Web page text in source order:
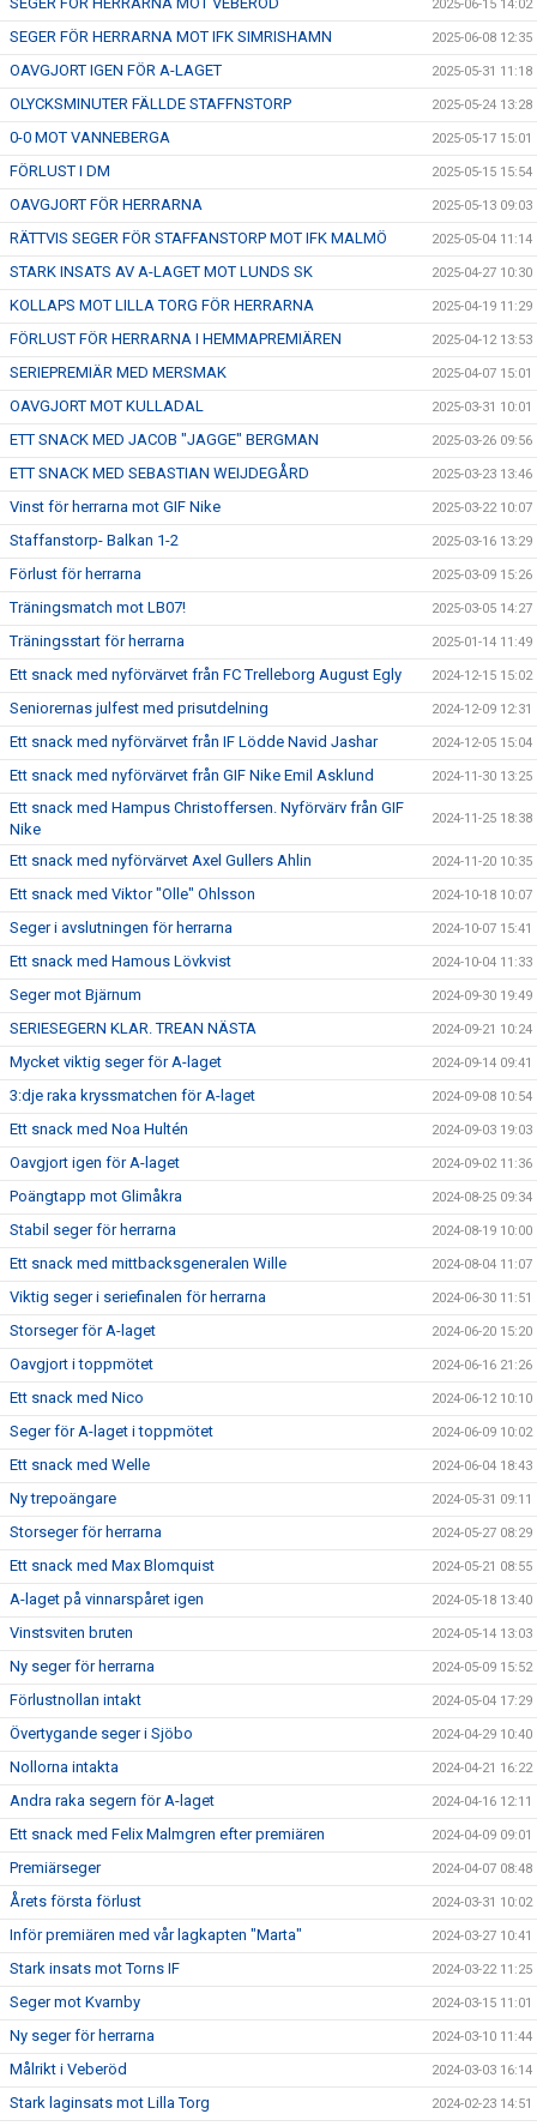
2025-06-15 14:02
SEGER FÖR HERRARNA MOT IFK SIMRISHAMN 2025-06-08 12:35
OAVGJORT IGEN FÖR A-LAGET 2025-05-31 11:18
OLYCKSMINUTER FÄLLDE STAFFNSTORP 2025-05-24 13:28
0-0 MOT VANNEBERGA 2025-05-17 15:01
FÖRLUST I DM 2025-05-15 15:54
OAVGJORT FÖR HERRARNA 2025-05-13 09:03
RÄTTVIS SEGER FÖR STAFFANSTORP MOT IFK MALMÖ 2025-05-04 11:14
STARK INSATS AV A-LAGET MOT LUNDS SK 2025-04-27 10:30
KOLLAPS MOT LILLA TORG FÖR HERRARNA 2025-04-19 11:29
FÖRLUST FÖR HERRARNA I HEMMAPREMIÄREN 2025-04-12 13:53
SERIEPREMIÄR MED MERSMAK 2025-04-07 15:01
OAVGJORT MOT KULLADAL 2025-03-31 10:01
ETT SNACK MED JACOB "JAGGE" BERGMAN 2025-03-26 09:56
ETT SNACK MED SEBASTIAN WEIJDEGÅRD 2025-03-23 13:46
Vinst för herrarna mot GIF Nike 2025-03-22 10:07
Staffanstorp- Balkan 1-2 2025-03-16 13:29
Förlust för herrarna 2025-03-09 15:26
Träningsmatch mot LB07! 2025-03-05 14:27
Träningsstart för herrarna 2025-01-14 11:49
Ett snack med nyförvärvet från FC Trelleborg August Egly 2024-12-15 15:02
Seniorernas julfest med prisutdelning 2024-12-09 12:31
Ett snack med nyförvärvet från IF Lödde Navid Jashar 2024-12-05 15:04
Ett snack med nyförvärvet från GIF Nike Emil Asklund 2024-11-30 13:25
Ett snack med Hampus Christoffersen. Nyförvärv från GIF
Nike
2024-11-25 18:38
Ett snack med nyförvärvet Axel Gullers Ahlin 2024-11-20 10:35
Ett snack med Viktor "Olle" Ohlsson 2024-10-18 10:07
Seger i avslutningen för herrarna 2024-10-07 15:41
Ett snack med Hamous Lövkvist 2024-10-04 11:33
Seger mot Bjärnum 2024-09-30 19:49
SERIESEGERN KLAR. TREAN NÄSTA 2024-09-21 10:24
Mycket viktig seger för A-laget 2024-09-14 09:41
3:dje raka kryssmatchen för A-laget 2024-09-08 10:54
Ett snack med Noa Hultén 2024-09-03 19:03
Oavgjort igen för A-laget 2024-09-02 11:36
Poängtapp mot Glimåkra 2024-08-25 09:34
Stabil seger för herrarna 2024-08-19 10:00
Ett snack med mittbacksgeneralen Wille 2024-08-04 11:07
Viktig seger i seriefinalen för herrarna 2024-06-30 11:51
Storseger för A-laget 2024-06-20 15:20
Oavgjort i toppmötet 2024-06-16 21:26
Ett snack med Nico 2024-06-12 10:10
Seger för A-laget i toppmötet 2024-06-09 10:02
Ett snack med Welle 2024-06-04 18:43
Ny trepoängare 2024-05-31 09:11
Storseger för herrarna 2024-05-27 08:29
Ett snack med Max Blomquist 2024-05-21 08:55
A-laget på vinnarspåret igen 2024-05-18 13:40
Vinstsviten bruten 2024-05-14 13:03
Ny seger för herrarna 2024-05-09 15:52
Förlustnollan intakt 2024-05-04 17:29
Övertygande seger i Sjöbo 2024-04-29 10:40
Nollorna intakta 2024-04-21 16:22
Andra raka segern för A-laget 2024-04-16 12:11
Ett snack med Felix Malmgren efter premiären 2024-04-09 09:01
Premiärseger 2024-04-07 08:48
Årets första förlust 2024-03-31 10:02
Inför premiären med vår lagkapten "Marta" 2024-03-27 10:41
Stark insats mot Torns IF 2024-03-22 11:25
Seger mot Kvarnby 2024-03-15 11:01
Ny seger för herrarna 2024-03-10 11:44
Målrikt i Veberöd 2024-03-03 16:14
Stark laginsats mot Lilla Torg 2024-02-23 14:51